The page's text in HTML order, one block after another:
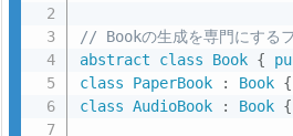
// Bookの生成を専門にする
abstract
class Book {
class
PaperBook : Book {
class AudioBook : Book {